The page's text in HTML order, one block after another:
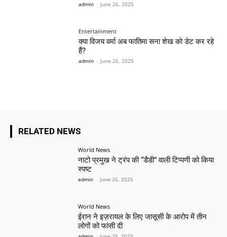
admin - June 26, 2025
Entertainment
क्या विजय वर्मा अब फातिमा सना शेख को डेट कर रहे
हैं?
admin - June 26, 2025
RELATED NEWS
World News
नाटो प्रमुख ने ट्रंप की “डैडी” वाली टिप्पणी को किया
स्पष्ट
admin - June 26, 2025
World News
ईरान ने इज़रायल के लिए जासूसी के आरोप में तीन
लोगों को फांसी दी